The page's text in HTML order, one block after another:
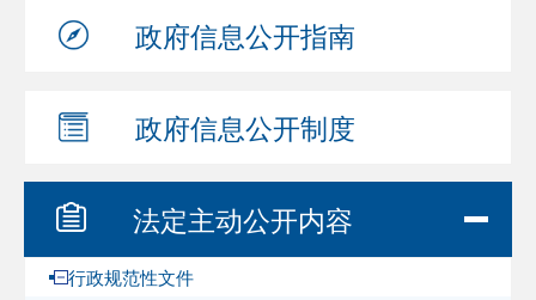
政府信息公开指南
政府信息公开制度
法定主动公开内容
行政规范性文件